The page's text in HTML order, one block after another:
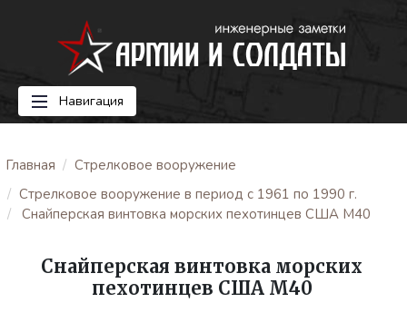
Навигация
Главная
Стрелковое вооружение
Стрелковое вооружение в период с 1961 по 1990 г.
Снайперская винтовка морских пехотинцев США M40
Снайперская винтовка морских
пехотинцев США M40